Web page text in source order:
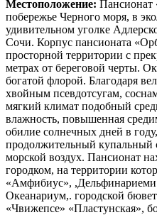
Местоположение: Пансионат
побережье Черного моря, в
удивительном уголке
Сочи. Корпус пансионата
просторной территории с
метрах от береговой черты.
богатой флорой. Благодаря
хвойным псевдотсугам,
мягкий климат подобный
влажность, повышенная
обилие солнечных дней в
продолжительный купальный
морской воздух. Пансионат
городком, на территории
«Амфибиус»,
Океанариум,. городской
«Чвижепсе» «Пластунская»,